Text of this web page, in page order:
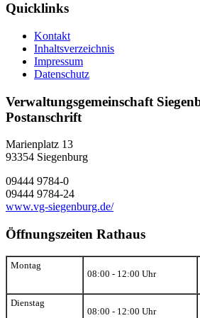
Quicklinks
Kontakt
Inhaltsverzeichnis
Impressum
Datenschutz
Verwaltungsgemeinschaft
Postanschrift
Marienplatz 13
93354 Siegenburg
09444 9784-0
09444 9784-24
www.vg-siegenburg.de/
Öffnungszeiten Rathaus
Montag
08:00 - 12:00 Uhr
Dienstag
08:00 - 12:00 Uhr